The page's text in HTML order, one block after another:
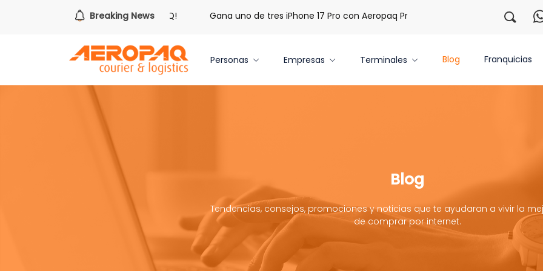
Breaking News
hora de redimir tus libras de Cash PAQ! Gana uno de tres iPhone 17 Pro con Aeropaq Prime ¡Regístrate con
Personas Empresas Terminales Blog Franquicias
Blog
Tendencias, consejos, promociones y noticias que te ayudaran a vivir la
de comprar por internet.